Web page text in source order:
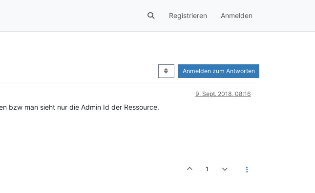
Registrieren Anmelden
Anmelden zum Antworten
9. Sept. 2018, 08:16
bzw man sieht nur die Admin Id der Ressource.
1